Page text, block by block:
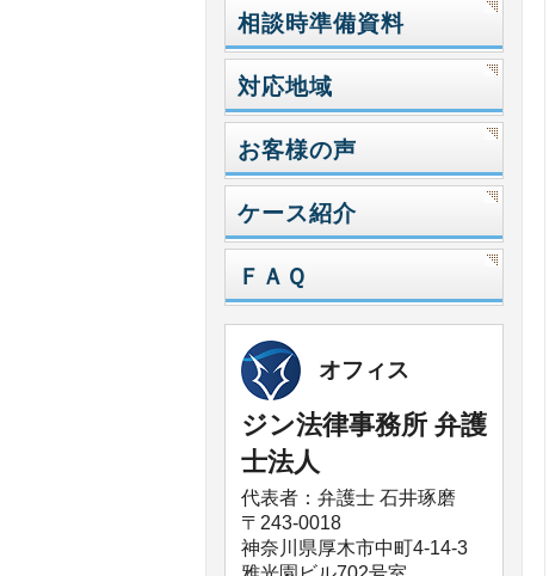
相談時準備資料
対応地域
お客様の声
ケース紹介
ＦＡＱ
オフィス
ジン法律事務所 弁護
士法人
代表者：弁護士 石井琢磨
〒243-0018
神奈川県厚木市中町4-14-3